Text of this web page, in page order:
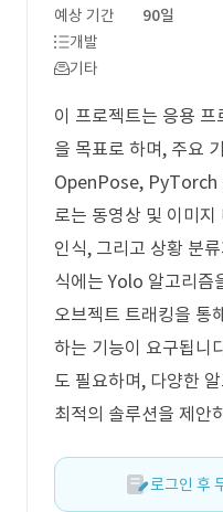
예상 기간
90일
개발
기타
이 프로젝트는 응용
을 목표로 하며, 주요
OpenPose, PyTorch
로는 동영상 및 이미
인식, 그리고 상황 분
식에는 Yolo 알고리즘
오브젝트 트래킹을 통
하는 기능이 요구됩니
도 필요하며, 다양한
최적의 솔루션을 제안
로그인 후